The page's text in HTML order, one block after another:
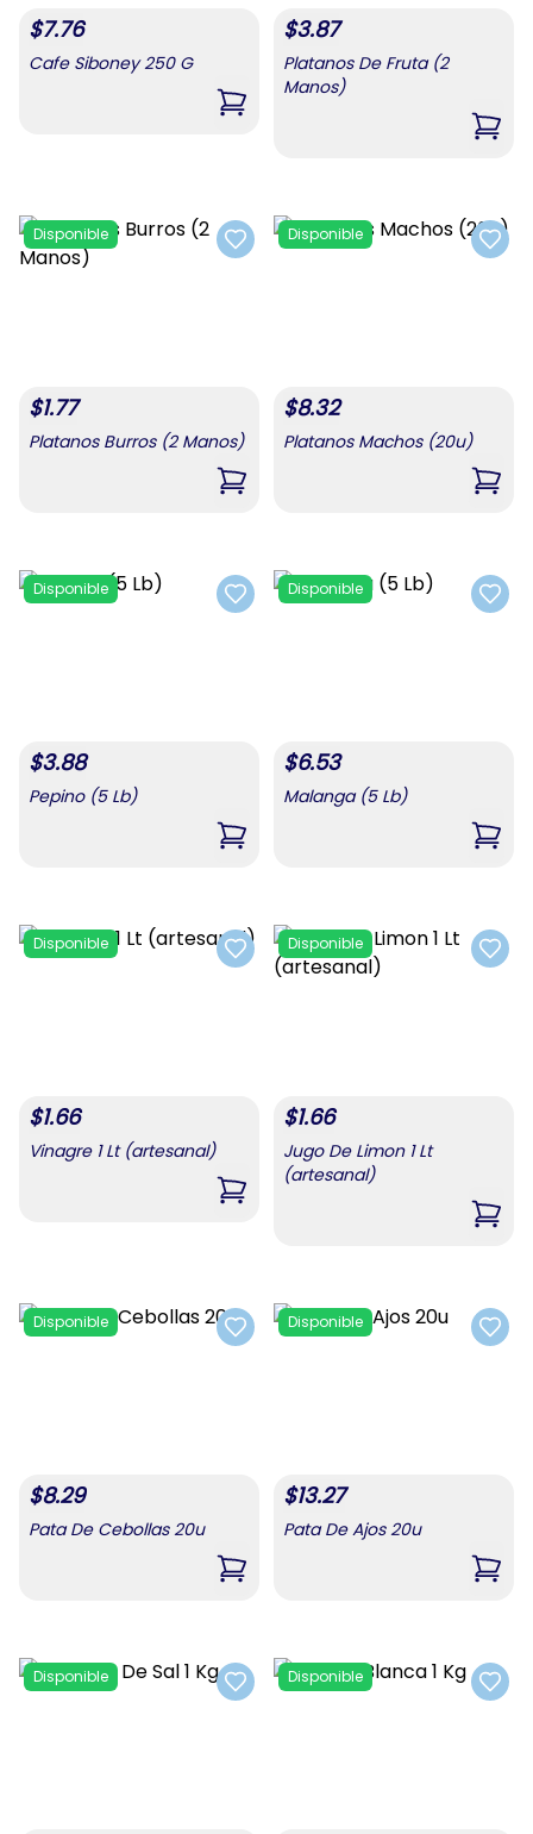
$7.76
Cafe Siboney 250 G
,Cafe Siboney 250 G
$3.87
Platanos De Fruta (2
Manos)
,
Add to favorites
Disponible
$1.77
Platanos Burros (2 Manos)
,Platanos Burros (2 Manos)
Add
Disponible
$8.32
Platanos Machos (20u)
,
Add to favorites
Disponible
$3.88
Pepino (5 Lb)
,Pepino (5 Lb)
Add
Disponible
$6.53
Malanga (5 Lb)
,
Add to favorites
Disponible
$1.66
Vinagre 1 Lt (artesanal)
,Vinagre 1 Lt (artesanal)
Add
Disponible
$1.66
Jugo De Limon 1 Lt
(artesanal)
,
Add to favorites
Disponible
$8.29
Pata De Cebollas 20u
,Pata De Cebollas 20u
Add
Disponible
$13.27
Pata De Ajos 20u
,
Add to favorites
Disponible
Add
Disponible